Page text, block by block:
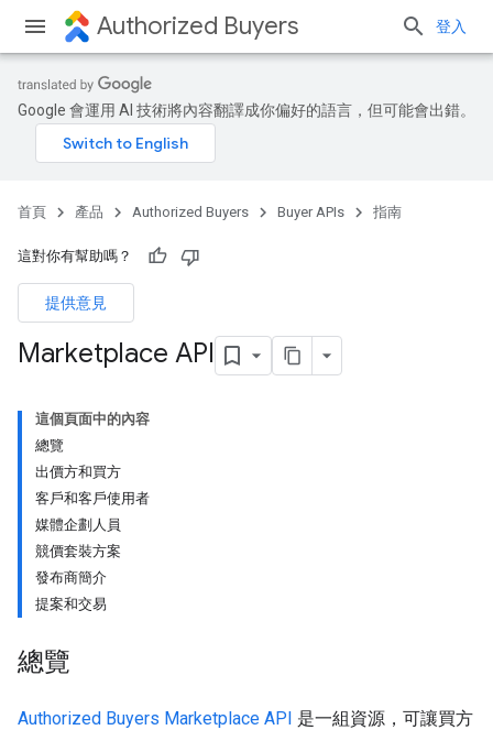
Authorized Buyers 登入
Google 會運用 AI 技術將內容翻譯成你偏好的語言，但可能會出錯。
首頁 產品 Authorized Buyers Buyer APIs 指南
這對你有幫助嗎？
提供意見
Marketplace API
這個頁面中的內容
總覽
出價方和買方
客戶和客戶使用者
媒體企劃人員
競價套裝方案
發布商簡介
提案和交易
總覽
Authorized Buyers Marketplace API 是一組資源，可讓買方